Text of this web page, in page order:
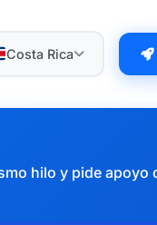
Costa Rica
hilo y pide apoyo